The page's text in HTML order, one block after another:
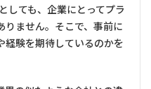
しても、企業にとってプラ
りません。そこで、事前に
経験を期待しているのかを